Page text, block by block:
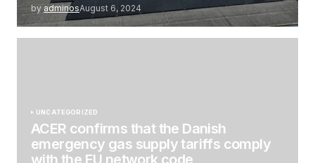
by adminosAugust 6, 2024
UNCATEGORIZED
ACER confirms that the Danish
emergency gas supply tariffs comply
with the EU network code